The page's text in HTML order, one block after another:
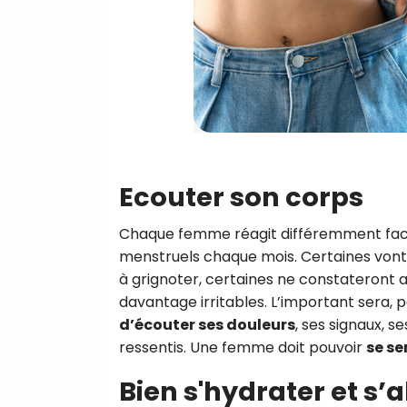
Ecouter son corps
Chaque femme réagit différemment
menstruels chaque mois. Certaines
à grignoter, certaines ne constateront
davantage irritables. L’important sera,
d’écouter ses douleurs, ses signaux,
ressentis. Une femme doit pouvoirse
Bien s'hydrater et